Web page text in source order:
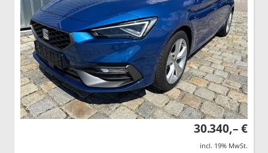
30.340,– €
incl. 19% MwSt.